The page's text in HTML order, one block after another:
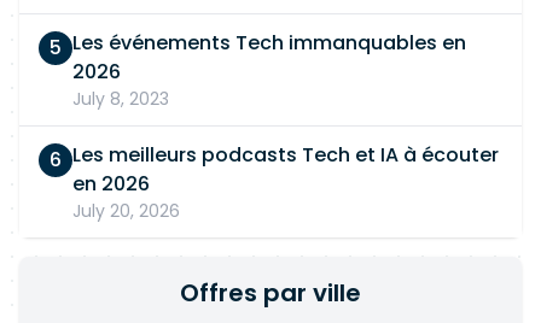
Les événements Tech immanquables en
2026
July 8, 2023
Les meilleurs podcasts Tech et IA à écouter
en 2026
July 20, 2026
Offres par ville